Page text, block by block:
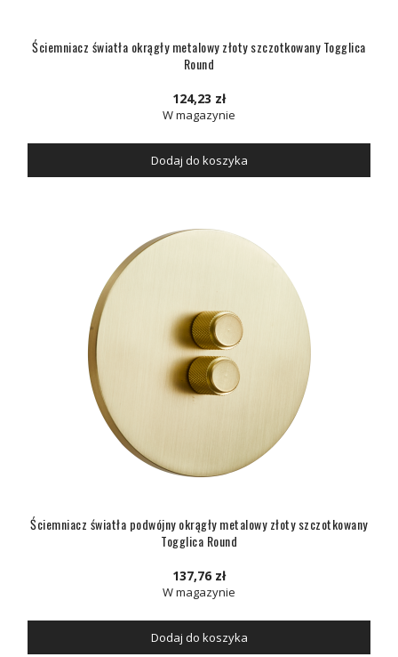
Ściemniacz światła okrągły metalowy złoty szczotkowany Togglica
Round
124,23 zł
W magazynie
Dodaj do koszyka
Ściemniacz światła podwójny okrągły metalowy złoty szczotkowany
Togglica Round
137,76 zł
W magazynie
Dodaj do koszyka